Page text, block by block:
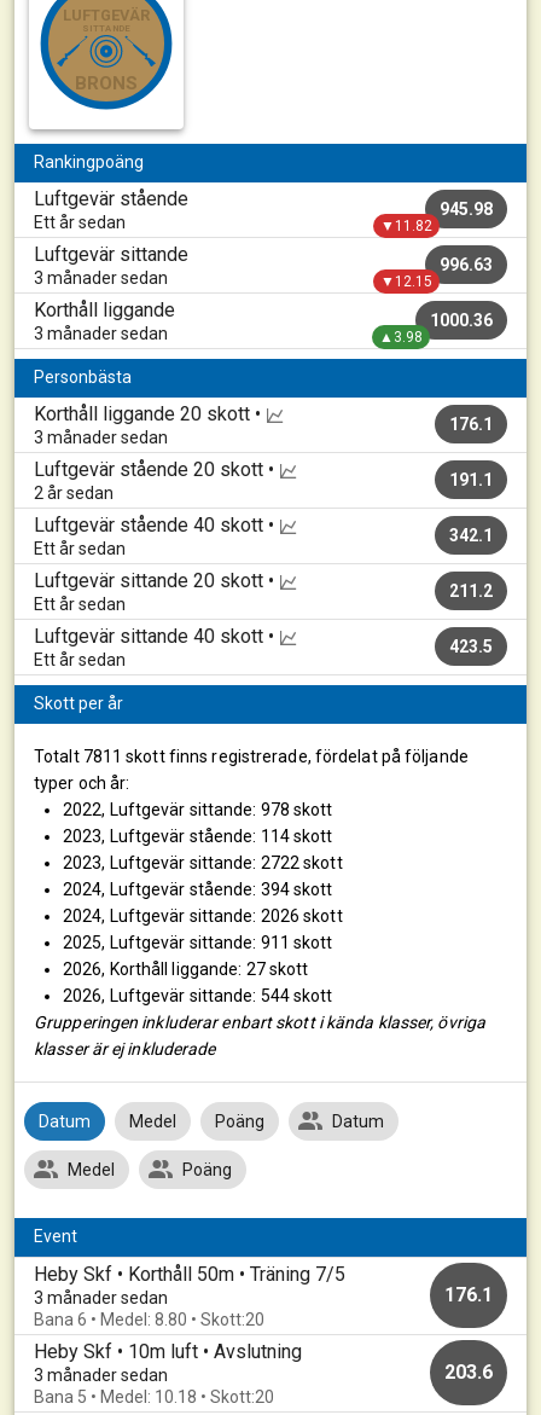
LUFTGEVÄR
SITTANDE
BRONS
Rankingpoäng
Luftgevär stående
Ett år sedan
945.98
▼11.82
Luftgevär sittande
3 månader sedan
996.63
▼12.15
Korthåll liggande
3 månader sedan
1000.36
▲3.98
Personbästa
Korthåll liggande 20 skott •
3 månader sedan
176.1
Luftgevär stående 20 skott •
2 år sedan
191.1
Luftgevär stående 40 skott •
Ett år sedan
342.1
Luftgevär sittande 20 skott •
Ett år sedan
211.2
Luftgevär sittande 40 skott •
Ett år sedan
423.5
Skott per år
Totalt 7811 skott finns registrerade, fördelat på följande
typer och år:
2022, Luftgevär sittande: 978 skott
2023, Luftgevär stående: 114 skott
2023, Luftgevär sittande: 2722 skott
2024, Luftgevär stående: 394 skott
2024, Luftgevär sittande: 2026 skott
2025, Luftgevär sittande: 911 skott
2026, Korthåll liggande: 27 skott
2026, Luftgevär sittande: 544 skott
Grupperingen inkluderar enbart skott i kända klasser, övriga
klasser är ej inkluderade
Datum Medel Poäng Datum
Medel Poäng
Event
Heby Skf • Korthåll 50m • Träning 7/5
3 månader sedan
Bana 6 • Medel: 8.80 • Skott:20
176.1
Heby Skf • 10m luft • Avslutning
3 månader sedan
Bana 5 • Medel: 10.18 • Skott:20
203.6